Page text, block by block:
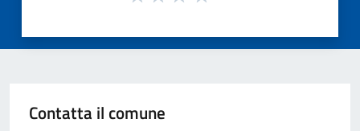
Contatta il comune